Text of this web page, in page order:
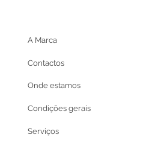
A Marca
Contactos
Onde estamos
Condições gerais
Serviços